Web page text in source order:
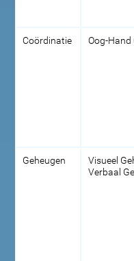
Coördinatie Oog-
Geheugen
Visueel
Verbaal